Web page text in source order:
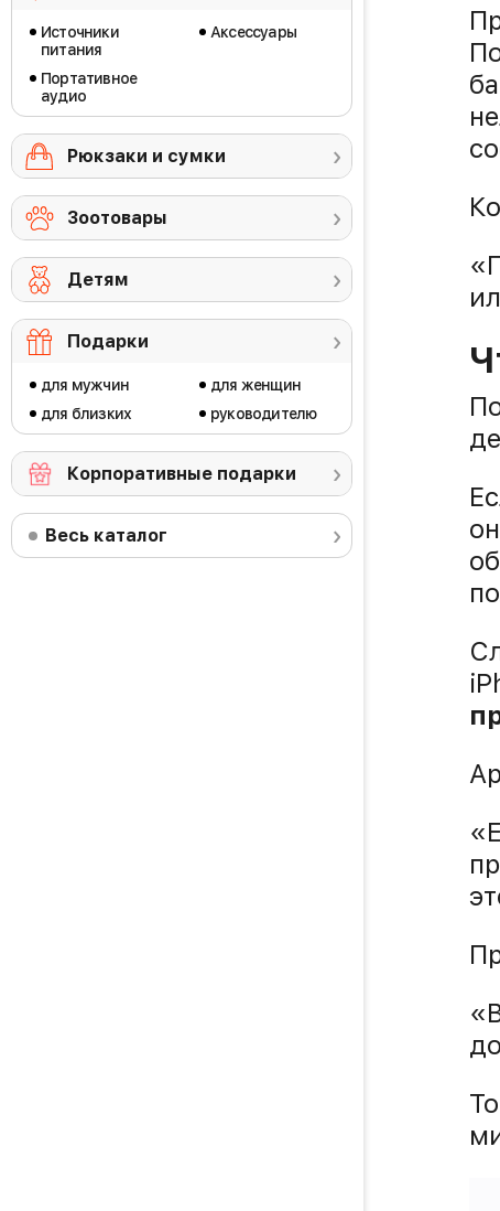
Источники
питания
Портативное
аудио
Аксессуары
Рюкзаки и сумки
Зоотовары
Детям
Подарки
для мужчин
для близких
для женщин
руководителю
Корпоративные подарки
Весь каталог